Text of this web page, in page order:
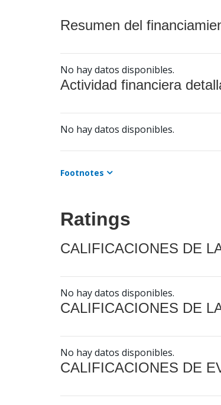
Resumen del
No hay datos disponibles.
Actividad financiera
No hay datos disponibles.
Footnotes
Ratings
CALIFICACIONES DE
No hay datos disponibles.
CALIFICACIONES DE
No hay datos disponibles.
CALIFICACIONES DE